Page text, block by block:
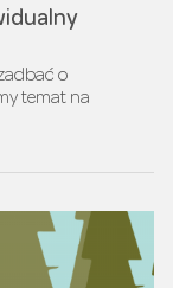
o
temat na